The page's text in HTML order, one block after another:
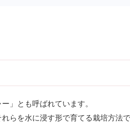
」とも呼ばれています。
らを水に浸す形で育てる栽培方法で